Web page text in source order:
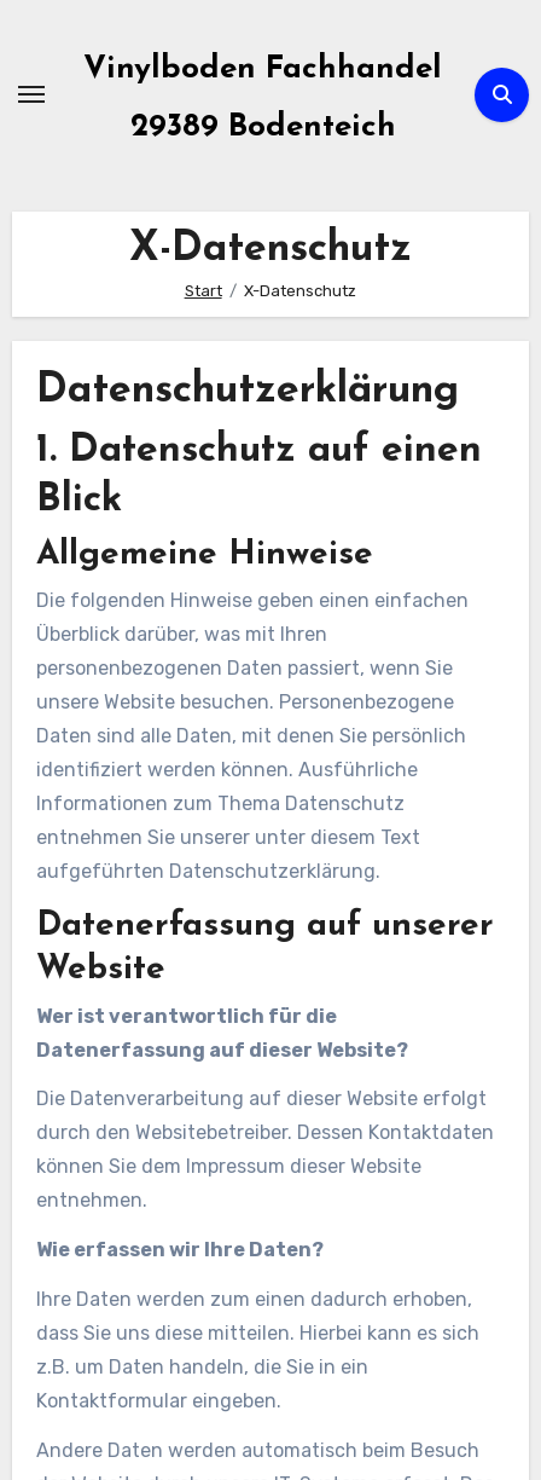
springen
Vinylboden Fachhandel
29389 Bodenteich
X-Datenschutz
Start X-Datenschutz
Datenschutzerklärung
1. Datenschutz auf einen
Blick
Allgemeine Hinweise
Die folgenden Hinweise geben einen einfachen
Überblick darüber, was mit Ihren
personenbezogenen Daten passiert, wenn Sie
unsere Website besuchen. Personenbezogene
Daten sind alle Daten, mit denen Sie persönlich
identifiziert werden können. Ausführliche
Informationen zum Thema Datenschutz
entnehmen Sie unserer unter diesem Text
aufgeführten Datenschutzerklärung.
Datenerfassung auf unserer
Website
Wer ist verantwortlich für die
Datenerfassung auf dieser Website?
Die Datenverarbeitung auf dieser Website erfolgt
durch den Websitebetreiber. Dessen Kontaktdaten
können Sie dem Impressum dieser Website
entnehmen.
Wie erfassen wir Ihre Daten?
Ihre Daten werden zum einen dadurch erhoben,
dass Sie uns diese mitteilen. Hierbei kann es sich
z.B. um Daten handeln, die Sie in ein
Kontaktformular eingeben.
Andere Daten werden automatisch beim Besuch